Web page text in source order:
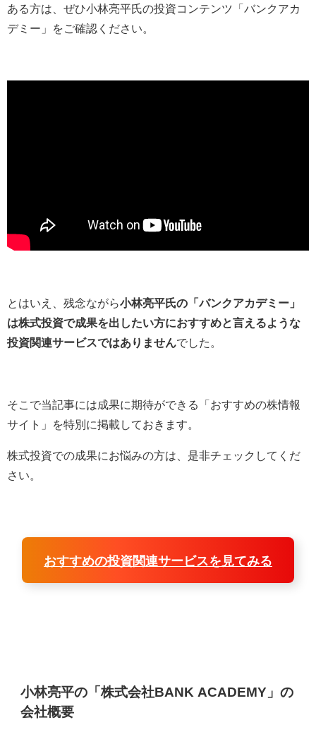
ある方は、ぜひ小林亮平氏の投資コンテンツ「バンクアカ
デミー」をご確認ください。
とはいえ、残念ながら小林亮平氏の「バンクアカデミー」
は株式投資で成果を出したい方におすすめと言えるような
投資関連サービスではありませんでした。
そこで当記事には成果に期待ができる「おすすめの株情報
サイト」を特別に掲載しておきます。
株式投資での成果にお悩みの方は、是非チェックしてくだ
さい。
おすすめの投資関連サービスを見てみる
小林亮平の「株式会社BANK ACADEMY」の
会社概要